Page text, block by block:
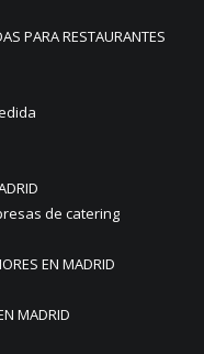
PARA RESTAURANTES
de catering
EN MADRID
MADRID